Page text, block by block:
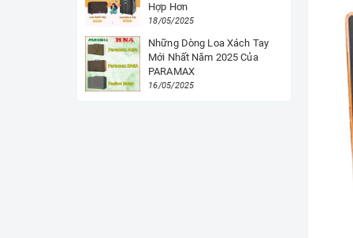
Hợp Hơn
18/05/2025
Những Dòng Loa Xách Tay
Mới Nhất Năm 2025 Của
PARAMAX
16/05/2025